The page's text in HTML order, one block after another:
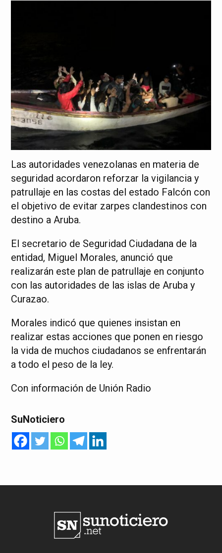
Las autoridades venezolanas en materia de
seguridad acordaron reforzar la vigilancia y
patrullaje en las costas del estado Falcón con
el objetivo de evitar zarpes clandestinos con
destino a Aruba.
El secretario de Seguridad Ciudadana de la
entidad, Miguel Morales, anunció que
realizarán este plan de patrullaje en conjunto
con las autoridades de las islas de Aruba y
Curazao.
Morales indicó que quienes insistan en
realizar estas acciones que ponen en riesgo
la vida de muchos ciudadanos se enfrentarán
a todo el peso de la ley.
Con información de Unión Radio
SuNoticiero